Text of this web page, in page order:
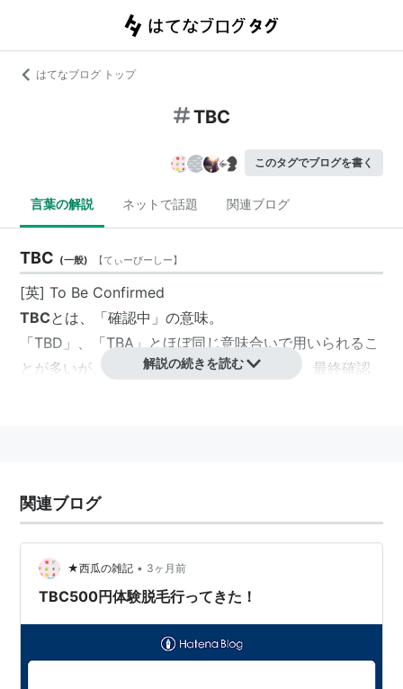
はてなブログ トップ
TBC
このタグでブログを書く
言葉の解説 ネットで話題 関連ブログ
TBC (一般) 【てぃーびーしー】
[英] To Be Confirmed
TBCとは、「確認中」の意味。
「TBD」、「TBA」とほぼ同じ意味合いで用いられるこ
とが多いが、「すでに決定/確定しているが、最終確認
解説の続きを読む
関連ブログ
★西瓜の雑記 • 3ヶ月前
TBC500円体験脱毛行ってきた！